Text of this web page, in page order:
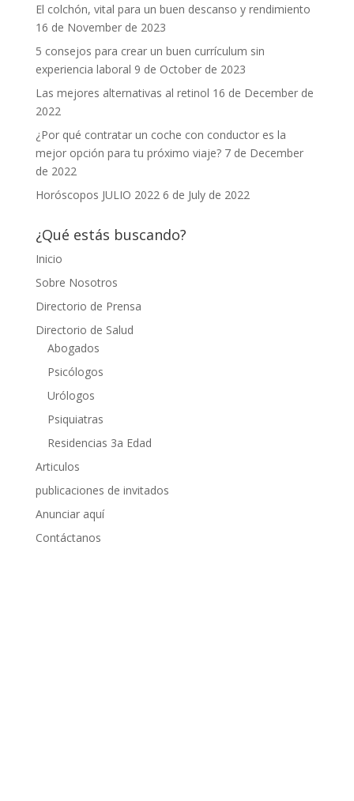
El colchón, vital para un buen descanso y rendimiento
16 de November de 2023
5 consejos para crear un buen currículum sin
experiencia laboral 9 de October de 2023
Las mejores alternativas al retinol 16 de December de
2022
¿Por qué contratar un coche con conductor es la
mejor opción para tu próximo viaje? 7 de December
de 2022
Horóscopos JULIO 2022 6 de July de 2022
¿Qué estás buscando?
Inicio
Sobre Nosotros
Directorio de Prensa
Directorio de Salud
Abogados
Psicólogos
Urólogos
Psiquiatras
Residencias 3a Edad
Articulos
publicaciones de invitados
Anunciar aquí
Contáctanos